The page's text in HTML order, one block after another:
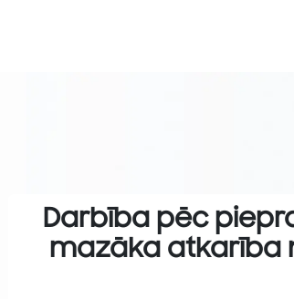
Darbība pēc
mazāka atkarība